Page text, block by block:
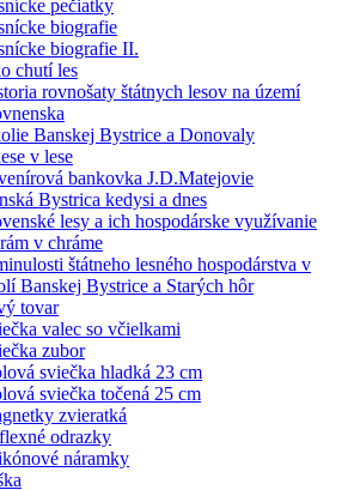
pečiatky
biografie
biografie II.
chutí les
rovnošaty štátnych lesov na území
Banskej Bystrice a Donovaly
v lese
bankovka J.D.Matejovie
Bystrica kedysi a dnes
lesy a ich hospodárske využívanie
v chráme
štátneho lesného hospodárstva v
Banskej Bystrice a Starých hôr
tovar
valec so včielkami
zubor
sviečka hladká 23 cm
sviečka točená 25 cm
zvieratká
odrazky
náramky